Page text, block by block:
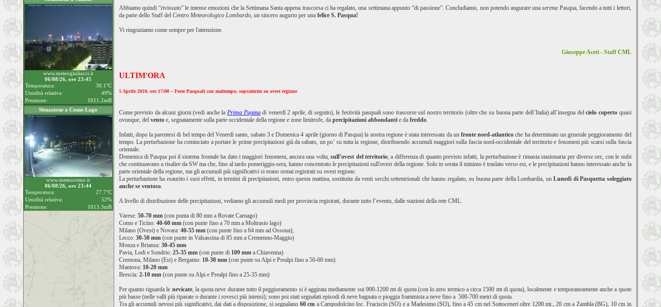
www.meteogiuliacci.it
06/08/26, ore 23:45
Temperatura:
30.1°C
Umidità relativa:
49%
Pressione:
1011.2mB
Situazione a Como Lago
www.meteocomo.it
06/08/26, ore 23:44
Temperatura:
27.7°C
Umidità relativa:
52%
Pressione:
1013.3mB
Abbiamo quindi “rivissuto” le intense emozioni che la Settimana Santa appena trascorsa ci ha regalato, una settimana appunto “di passione”. Concludiamo, non potendo augurare unaserena Pasqua, facendo a tutti i lettori,
da parte dello Staff del Centro Meteorologico Lombardo, un sincero augurio per una felice S. Pasqua!
Vi ringraziamo come sempre per l'attenzione.
Giuseppe Aceti - Staff CML
ULTIM'ORA
5 Aprile 2010, ore 17:00 – Feste Pasquali con maltempo, soprattutto su ovest regione
Come previsto da alcuni giorni (vedi anche la Prima Pagina di venerdì 2 aprile, di seguito), le festività pasquali sono trascorse sul nostro territorio (oltre che su buona parte dell’Italia) all’insegna delcielo coperto quasi
ovunque, del vento e, segnatamente sulla parte occidentale della regione e zone limitrofe, da precipitazioni abbondanti e da freddo.
Infatti, dopo la parentesi di bel tempo del Venerdì santo, sabato 3 e Domenica 4 aprile (giorno di Pasqua) la nostra regione è stata interessata da un fronte nord-atlanticoche ha determinato un generale peggioramento del
tempo. La perturbazione ha cominciato a portare le prime precipitazioni già da sabato, un po’ su tutta la regione, distribuendo accumuli maggiori sulla fascia nord-occidentale del territorio e fenomeni più scarsi sulla fascia
orientale.
Domenica di Pasqua poi il sistema frontale ha dato i maggiori fenomeni, ancora una volta,sull’ovest del territorio; a differenza di quanto previsto infatti, la perturbazione è rimasta stazionaria per diverse ore, con le nubi
che continuavano a risalire da SW ma che, fino al tardo pomeriggio-sera, hanno concentrato le precipitazioni sull'ovest della regione. Solo in serata il minimo è traslato verso est, e le precipitazioni hanno interessato anche la
parte orientale della regione, ma gli accumuli più significativi si erano ormai registrati su ovest regione.
La perturbazione ha esaurito i suoi effetti, in termini di precipitazioni, entro questa mattina, sostituita da venti secchi settentrionali che hanno regalato, su buona parte della Lombardia, unLunedì di Pasquetta soleggiato
anche se ventoso.
A livello di distribuzione delle precipitazioni, vediamo gli accumuli medi per provincia registrati, durante tutto l’evento, dalle stazioni della rete CML.
Varese: 50-70 mm (con punta di 80 mm a Rovate Carnago)
Como e Ticino: 40-60 mm (con punte fino a 70 mm a Moltrasio lago)
Milano (Ovest) e Novara: 40-55 mm (con punte fino a 64 mm ad Ossona);
Lecco: 30-50 mm (con punte in Valsassina di 85 mm a Cremenno-Maggio)
Monza e Brianza: 30-45 mm
Pavia, Lodi e Sondrio: 25-35 mm (con punte di 109 mm a Chiavenna)
Cremona, Milano (Est) e Bergamo: 10-30 mm (con punte su Alpi e Prealpi fino a 50-60 mm)
Mantova: 10-20 mm
Brescia: 2-10 mm (con punte su Alpi e Prealpi fino a 25-35 mm)
Per quanto riguarda le nevicate, la quota neve durante tutto il peggioramento si è aggirata mediamente sui 900-1200 mt di quota (con lo zero termico a circa 1500 mt di quota), localmente e temporaneamente anche a quote
più basse (nelle valli più riparate o durante i rovesci più intensi); sono poi stati segnalati episodi di neve bagnata o pioggia frammista a neve fino a 500-700 metri di quota.
Tra gli accumuli nevosi più significativi, dai dati a disposizione, si segnalano 60 cm a Campodolcino loc. Fraciscio (SO) e a Madesimo (SO), fino a 45 cm nel Sottoceneri oltre 1200 mt., 20 cm a Zambla (BG), 10 cm in